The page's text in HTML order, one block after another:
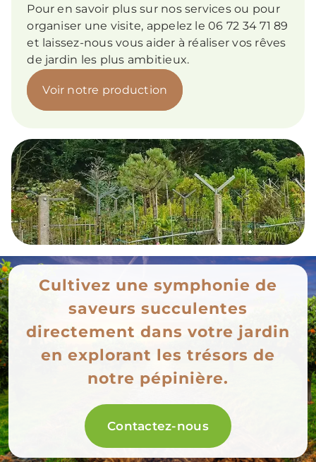
Pour en savoir plus sur nos services ou pour
organiser une visite, appelez le 06 72 34 71 89
et laissez-nous vous aider à réaliser vos rêves
de jardin les plus ambitieux.
Voir notre production
Cultivez une symphonie de
saveurs succulentes
directement dans votre jardin
en explorant les trésors de
notre pépinière.
Contactez-nous